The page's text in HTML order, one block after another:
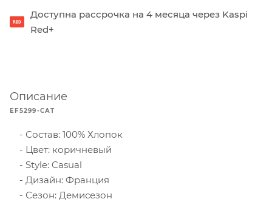
Доступна рассрочка на 4 месяца через Kaspi
Red+
Описание
EF5299-CAT
Состав: 100% Хлопок
Цвет: коричневый
Style: Casual
Дизайн: Франция
Сезон: Демисезон